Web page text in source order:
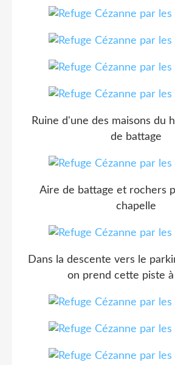
Ruine d'une des maisons du
de battage
Aire de battage et rochers
chapelle
Dans la descente vers le
on prend cette piste